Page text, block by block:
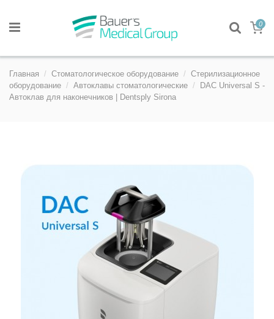
0
Главная Стоматологическое оборудование
Стерилизационное
оборудование
Автоклавы стоматологические
DAC Universal S -
Автоклав для наконечников | Dentsply Sirona